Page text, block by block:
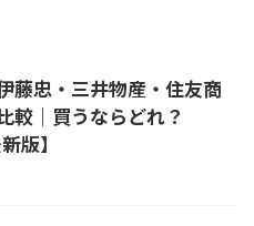
藤忠・三井物産・住友商
較｜買うならどれ？
版】